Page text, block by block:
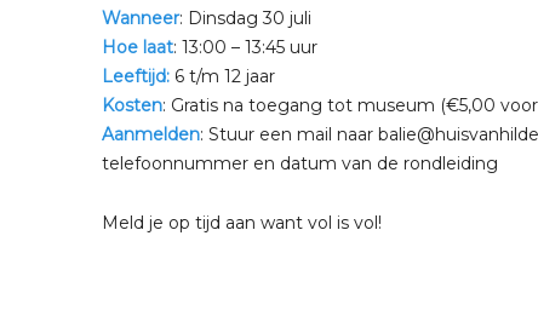
Wanneer: Dinsdag 30 juli
Hoe laat: 13:00 – 13:45 uur
Leeftijd: 6 t/m 12 jaar
Kosten: Gratis na toegang tot museum (€5,00
Aanmelden: Stuur een mail naar
telefoonnummer en datum van de rondleiding
Meld je op tijd aan want vol is vol!